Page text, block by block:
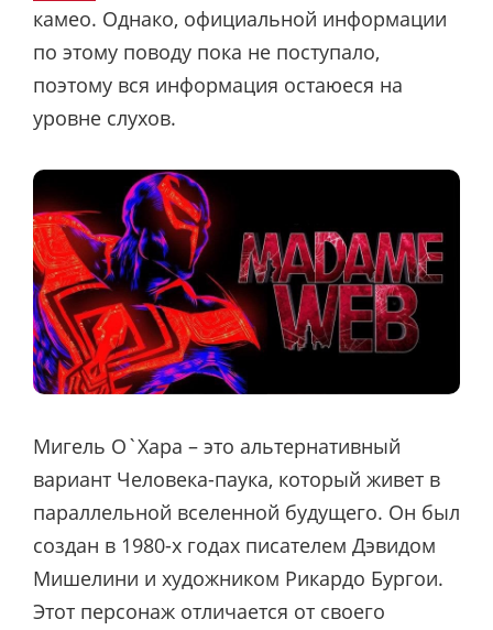
камео. Однако, официальной информации
по этому поводу пока не поступало,
поэтому вся информация остаюеся на
уровне слухов.
Мигель О`Хара – это альтернативный
вариант Человека-паука, который живет в
параллельной вселенной будущего. Он был
создан в 1980-х годах писателем Дэвидом
Мишелини и художником Рикардо Бургои.
Этот персонаж отличается от своего